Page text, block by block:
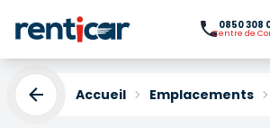
0850 308
Centre de
Accueil Emplacements